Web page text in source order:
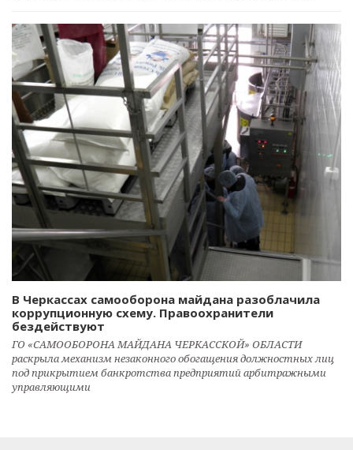
В Черкассах самооборона майдана разоблачила
коррупционную схему. Правоохранители
бездействуют
ГО «САМООБОРОНА МАЙДАНА ЧЕРКАССКОЙ» ОБЛАСТИ
раскрыла механизм незаконного обогащения должностных лиц
под прикрытием банкротства предприятий арбитражными
управляющими